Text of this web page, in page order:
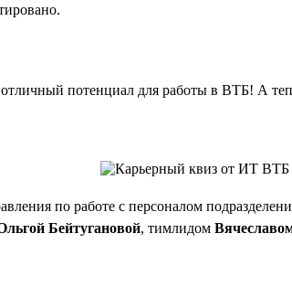
потенциал для работы в ВТБ! А
по работе с персоналом
Бейтугановой, тимлидом